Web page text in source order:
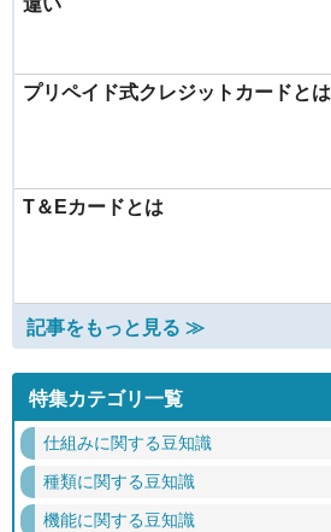
プリペイド式クレジットカードとは
T＆Eカードとは
記事をもっと見る ≫
特集カテゴリ一覧
仕組みに関する豆知識
種類に関する豆知識
機能に関する豆知識